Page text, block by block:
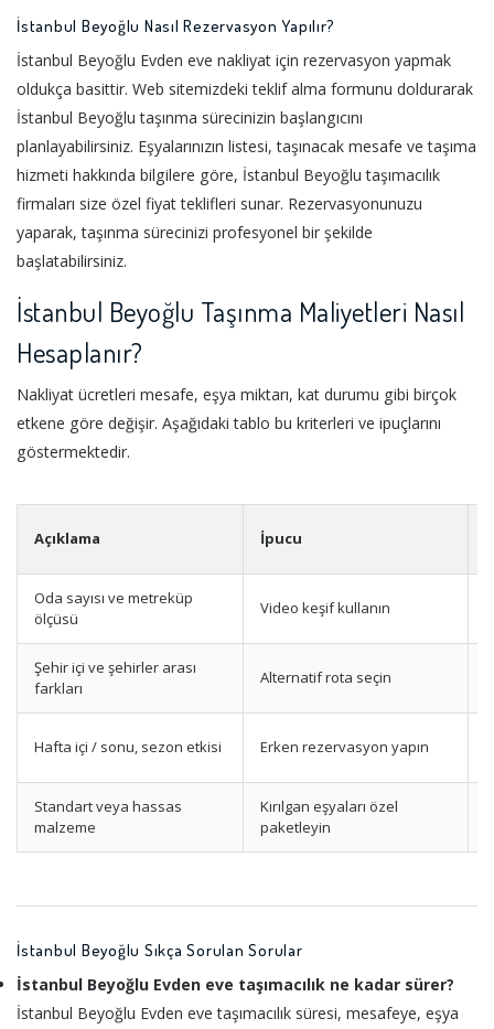
İstanbul Beyoğlu Nasıl Rezervasyon Yapılır?
İstanbul Beyoğlu Evden eve nakliyat için rezervasyon yapmak
oldukça basittir. Web sitemizdeki teklif alma formunu doldurarak
İstanbul Beyoğlu taşınma sürecinizin başlangıcını
planlayabilirsiniz. Eşyalarınızın listesi, taşınacak mesafe ve taşıma
hizmeti hakkında bilgilere göre, İstanbul Beyoğlu taşımacılık
firmaları size özel fiyat teklifleri sunar. Rezervasyonunuzu
yaparak, taşınma sürecinizi profesyonel bir şekilde
başlatabilirsiniz.
İstanbul Beyoğlu Taşınma Maliyetleri Nasıl
Hesaplanır?
Nakliyat ücretleri mesafe, eşya miktarı, kat durumu gibi birçok
etkene göre değişir. Aşağıdaki tablo bu kriterleri ve ipuçlarını
göstermektedir.
Açıklama İpucu
Oda sayısı ve metreküp
ölçüsü
Video keşif kullanın
Şehir içi ve şehirler arası
farkları
Alternatif rota seçin
Hafta içi / sonu, sezon etkisi Erken rezervasyon yapın
Standart veya hassas
malzeme
Kırılgan eşyaları özel
paketleyin
İstanbul Beyoğlu Sıkça Sorulan Sorular
İstanbul Beyoğlu Evden eve taşımacılık ne kadar sürer?
İstanbul Beyoğlu Evden eve taşımacılık süresi, mesafeye, eşya